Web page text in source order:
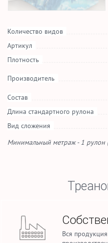
Количество видов
Артикул
Плотность
Производитель
Состав
Длина стандартного рулона
Вид сложения
Минимальный метраж - 1 рулон
Вся